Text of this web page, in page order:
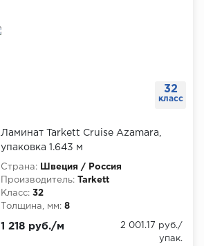
32
класс
Ламинат Tarkett Cruise Azamara,
упаковка 1.643 м
Страна:
Швеция / Россия
Производитель:
Tarkett
Класс: 32
Толщина, мм: 8
1 218 руб./м
2 001.17 руб./
упак.